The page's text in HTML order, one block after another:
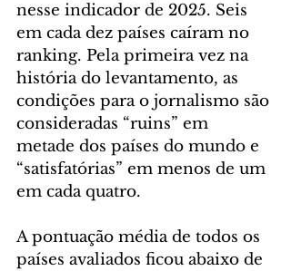
nesse indicador de 2025. Seis
em cada dez países caíram no
ranking. Pela primeira vez na
história do levantamento, as
condições para o jornalismo são
consideradas “ruins” em
metade dos países do mundo e
“satisfatórias” em menos de um
em cada quatro.
A pontuação média de todos os
países avaliados ficou abaixo de